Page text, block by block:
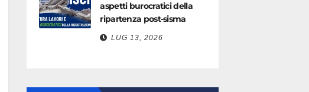
aspetti burocratici della
ripartenza post-sisma
LUG 13, 2026